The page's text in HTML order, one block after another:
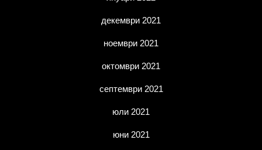
декември 2021
ноември 2021
октомври 2021
септември 2021
юли 2021
юни 2021